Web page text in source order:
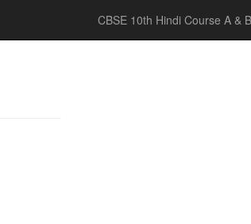
CBSE 10th Hindi Course A & B